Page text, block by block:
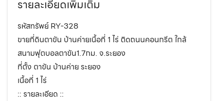
รายละเอียดเพิ่มเติม
รหัสทรัพย์ RY-328
ขายที่ดินตาขัน บ้านค่ายเนื้อที่ 1 ไร่ ติดถนนคอนกรีต ใกล้
สนามฟุตบอลตาขัน1.7กม. จ.ระยอง
ที่ตั้ง ตาขัน บ้านค่าย ระยอง
เนื้อที่ 1 ไร่
:: รายละเอียด ::